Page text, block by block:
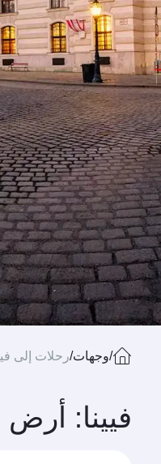
/وجهات/رحلات إلى
فيينا: